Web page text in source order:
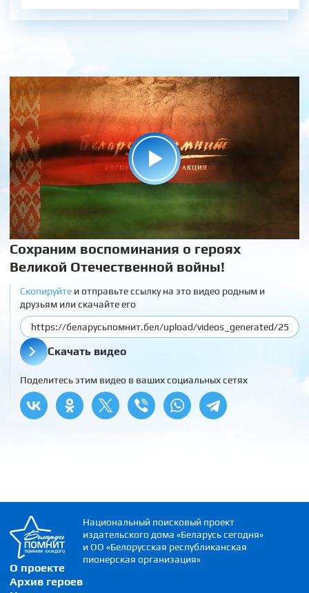
Сохраним воспоминания о героях
Великой Отечественной войны!
Скопируйтеи отправьте ссылку на это видео родным и
друзьям или скачайте его
Скачать видео
Поделитесь этим видео в ваших социальных сетях
О проекте
Архив героев
Национальный поисковый проект
издательского дома «Беларусь сегодня»
и ОО «Белорусская республиканская
пионерская организация»